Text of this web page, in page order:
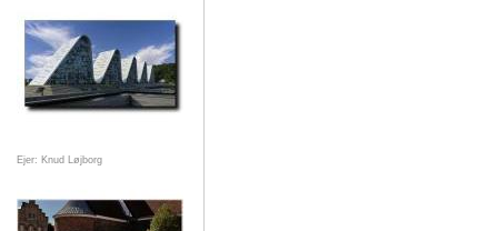
Ejer: Knud Løjborg